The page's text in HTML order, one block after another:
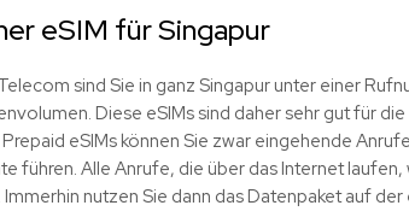
eSIM für Singapur
sind Sie in ganz Singapur unter einer
Diese eSIMs sind daher sehr gut für
eSIMs können Sie zwar eingehende
führen. Alle Anrufe, die über das Internet laufen,
nutzen Sie dann das Datenpaket auf der